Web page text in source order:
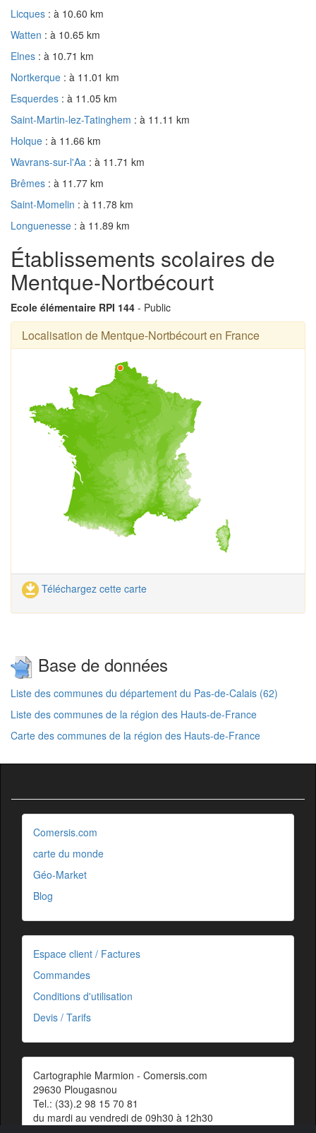
Licques : à 10.60 km
Watten : à 10.65 km
Elnes : à 10.71 km
Nortkerque : à 11.01 km
Esquerdes : à 11.05 km
Saint-Martin-lez-Tatinghem : à 11.11 km
Holque : à 11.66 km
Wavrans-sur-l'Aa : à 11.71 km
Brêmes : à 11.77 km
Saint-Momelin : à 11.78 km
Longuenesse : à 11.89 km
Établissements scolaires de
Mentque-Nortbécourt
Ecole élémentaire RPI 144 - Public
Localisation de Mentque-Nortbécourt en France
Téléchargez cette carte
Base de données
Liste des communes du département du Pas-de-Calais (62)
Liste des communes de la région des Hauts-de-France
Carte des communes de la région des Hauts-de-France
Comersis.com
carte du monde
Géo-Market
Blog
Espace client / Factures
Commandes
Conditions d'utilisation
Devis / Tarifs
Cartographie Marmion - Comersis.com
29630 Plougasnou
Tel.: (33).2 98 15 70 81
du mardi au vendredi de 09h30 à 12h30